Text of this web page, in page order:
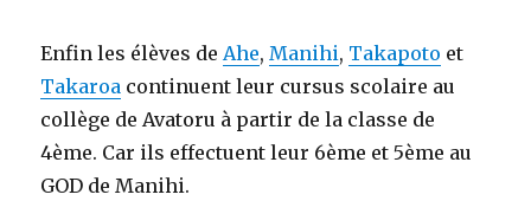
Enfin les élèves de Ahe, Manihi, Takapoto et
Takaroa continuent leur cursus scolaire au
collège de Avatoru à partir de la classe de
4ème. Car ils effectuent leur 6ème et 5ème au
GOD de Manihi.